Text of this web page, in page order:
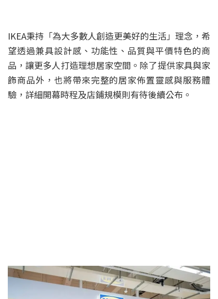
IKEA秉持「為大多數人創造更美好的生活」理念，希
望透過兼具設計感、功能性、品質與平價特色的商
品，讓更多人打造理想居家空間。除了提供家具與家
飾商品外，也將帶來完整的居家佈置靈感與服務體
驗，詳細開幕時程及店鋪規模則有待後續公布。